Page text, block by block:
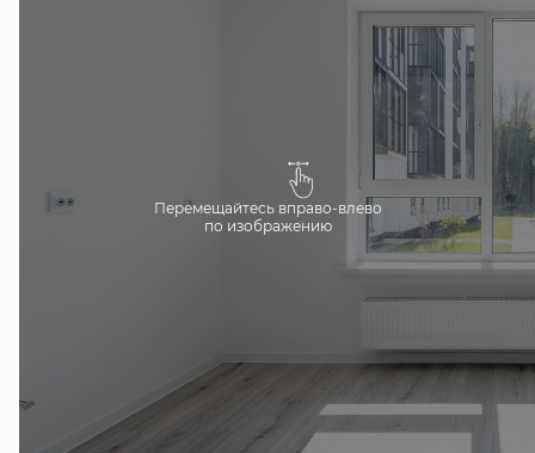
Перемещайтесь вправо-влево
по изображению